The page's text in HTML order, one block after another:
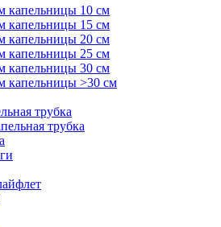
капельницы 10 см
капельницы 15 см
капельницы 20 см
капельницы 25 см
капельницы 30 см
капельницы >30 см
трубка
трубка